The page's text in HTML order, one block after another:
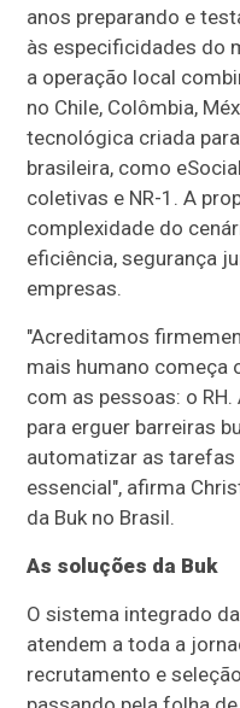
anos preparando e
às especificidades do
a operação local
no Chile, Colômbia,
tecnológica criada
brasileira, como
coletivas e NR-1. A
complexidade do
eficiência, segurança
empresas.
"Acreditamos
mais humano começa
com as pessoas: o
para erguer barreiras
automatizar as tarefas
essencial", afirma
da Buk no Brasil.
As soluções da Buk
O sistema integrado
atendem a toda a
recrutamento e